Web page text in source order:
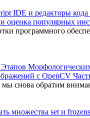
IDE и редакторы
оценка популярных
программного
с OpenCV
мы снова обратим
множества set и